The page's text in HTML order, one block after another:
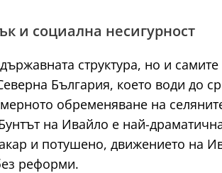
и социална несигурност
структура, но и
България, което води до
обременяване на
на Ивайло е най-
и потушено, движението на
реформи.